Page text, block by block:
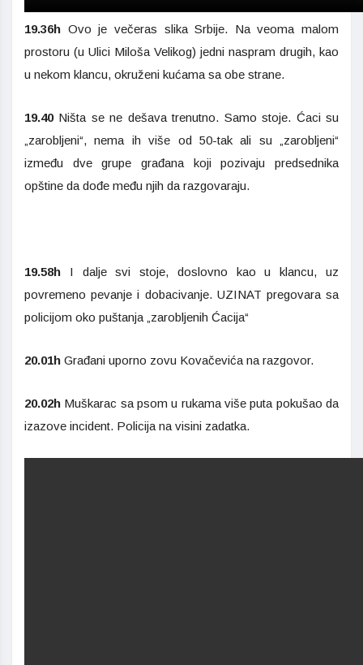
19.36h Ovo je večeras slika Srbije. Na veoma malom
prostoru (u Ulici Miloša Velikog) jedni naspram drugih, kao
u nekom klancu, okruženi kućama sa obe strane.
19.40Ništa se ne dešava trenutno. Samo stoje. Ćaci su
„zarobljeni“, nema ih više od 50-tak ali su „zarobljeni“
između dve grupe građana koji pozivaju predsednika
opštine da dođe među njih da razgovaraju.
19.58h I dalje svi stoje, doslovno kao u klancu, uz
povremeno pevanje i dobacivanje. UZINAT pregovara sa
policijom oko puštanja „zarobljenih Ćacija“
20.01h Građani uporno zovu Kovačevića na razgovor.
20.02h Muškarac sa psom u rukama više puta pokušao da
izazove incident. Policija na visini zadatka.